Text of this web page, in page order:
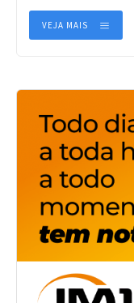
VEJA MAIS